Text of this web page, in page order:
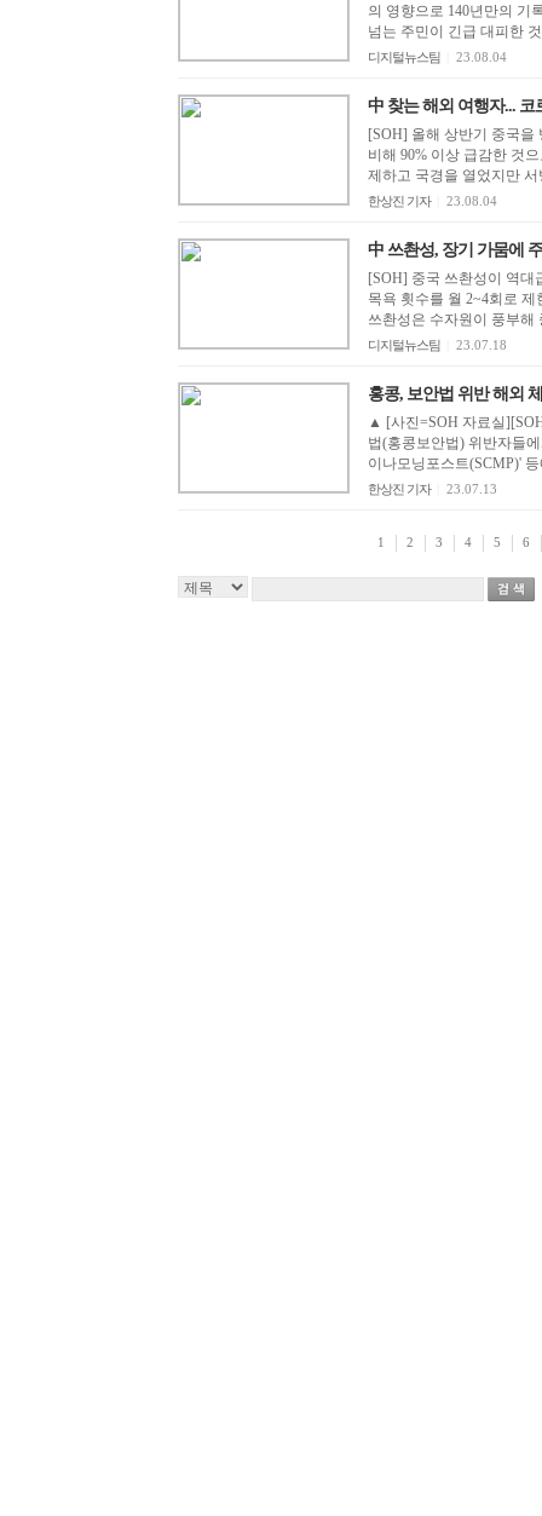
의 영향으로 140년만의 기
넘는 주민이 긴급 대피한
디지털뉴스팀 23.08.04
中 찾는 해외 여행자... 코
[SOH] 올해 상반기 중국을
비해 90% 이상 급감한 것
제하고 국경을 열었지만
한상진 기자 23.08.04
中 쓰촨성, 장기 가뭄에
[SOH] 중국 쓰촨성이 역
목욕 횟수를 월 2~4회로 제한하라
쓰촨성은 수자원이 풍부해
디지털뉴스팀 23.07.18
홍콩, 보안법 위반 해외
▲ [사진=SOH 자료실
법(홍콩보안법) 위반자들
이나모닝포스트(SCMP)'
한상진 기자 23.07.13
1 2 3 4 5 6